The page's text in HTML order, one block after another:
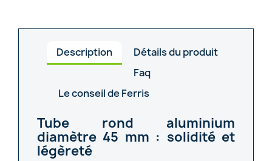
Description
Détails du produit
Faq
Le conseil de Ferris
Tube rond aluminium
diamètre 45 mm : solidité et
légèreté